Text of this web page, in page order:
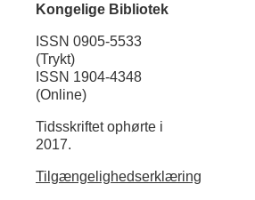
Kongelige Bibliotek
ISSN 0905-5533
(Trykt)
ISSN 1904-4348
(Online)
Tidsskriftet ophørte i
2017.
Tilgængelighedserklæring